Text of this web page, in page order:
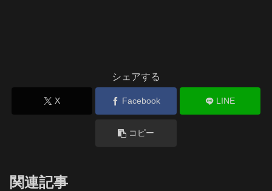
シェアする
X Facebook LINE
コピー
関連記事